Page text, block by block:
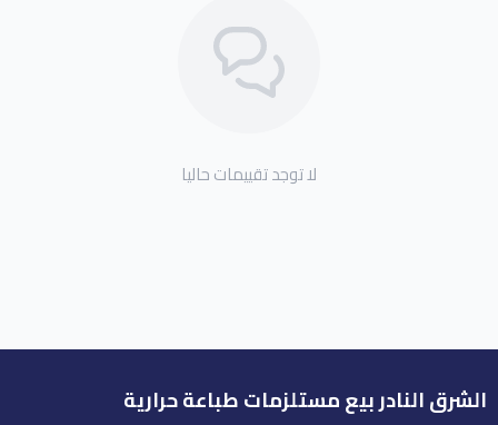
لا توجد تقييمات حاليا
الشرق النادر بيع مستلزمات طباعة حرارية